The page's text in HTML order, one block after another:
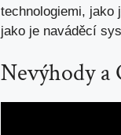
technologiemi, jako
jako je naváděcí
Nevýhody a